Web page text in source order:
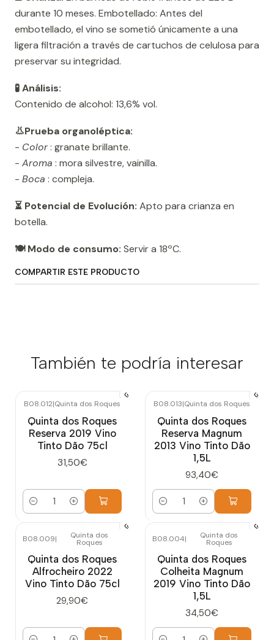
durante 10 meses. Embotellado: Antes del
embotellado, el vino se sometió únicamente a una
ligera filtración a través de cartuchos de celulosa para
preservar su integridad.
🧪 Análisis:
Contenido de alcohol: 13,6% vol.
👃Prueba organoléptica:
- Color: granate brillante.
- Aroma : mora silvestre, vainilla.
- Boca : compleja.
⏳ Potencial de Evolución: Apto para crianza en
botella.
🍽️ Modo de consumo: Servir a 18ºC.
COMPARTIR ESTE PRODUCTO
También te podría interesar
B08.012|Quinta dos Roques
Quinta dos Roques
Reserva 2019 Vino
Tinto Dão 75cl
31,50€
Cantidad
B08.013|Quinta dos Roques
Quinta dos Roques
Reserva Magnum
2013 Vino Tinto Dão
1,5L
93,40€
Cantidad
B08.009| Quinta dos
Roques
Quinta dos Roques
Alfrocheiro 2022
Vino Tinto Dão 75cl
29,90€
B08.004| Quinta dos
Roques
Quinta dos Roques
Colheita Magnum
2019 Vino Tinto Dão
1,5L
34,50€